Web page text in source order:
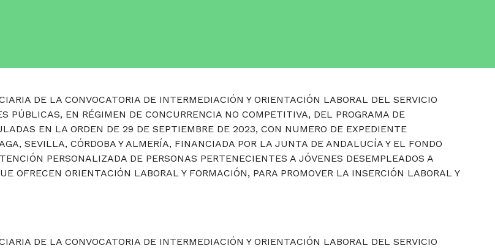
DE LA CONVOCATORIA DE INTERMEDIACIÓN Y ORIENTACIÓN LABORAL DEL SERVICIO
PÚBLICAS, EN RÉGIMEN DE CONCURRENCIA NO COMPETITIVA, DEL PROGRAMA DE
EN LA ORDEN DE 29 DE SEPTIEMBRE DE 2023, CON NUMERO DE EXPEDIENTE
SEVILLA, CÓRDOBA Y ALMERÍA, FINANCIADA POR LA JUNTA DE ANDALUCÍA Y EL FONDO
PERSONALIZADA DE PERSONAS PERTENECIENTES A JÓVENES DESEMPLEADOS A
OFRECEN ORIENTACIÓN LABORAL Y FORMACIÓN, PARA PROMOVER LA INSERCIÓN LABORAL Y
DE LA CONVOCATORIA DE INTERMEDIACIÓN Y ORIENTACIÓN LABORAL DEL SERVICIO